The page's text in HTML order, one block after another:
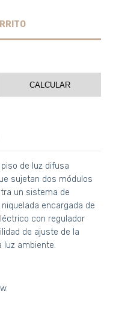
CALCULAR
de luz difusa
sujetan dos módulos
un sistema de
encargada de
con regulador
de ajuste de la
luz ambiente.